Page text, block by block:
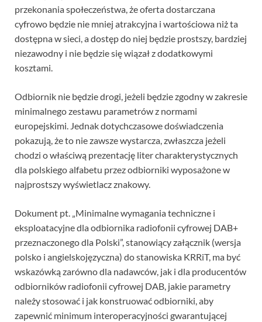
przekonania społeczeństwa, że oferta dostarczana
cyfrowo będzie nie mniej atrakcyjna i wartościowa niż ta
dostępna w sieci, a dostęp do niej będzie prostszy, bardziej
niezawodny i nie będzie się wiązał z dodatkowymi
kosztami.
Odbiornik nie będzie drogi, jeżeli będzie zgodny w zakresie
minimalnego zestawu parametrów z normami
europejskimi. Jednak dotychczasowe doświadczenia
pokazują, że to nie zawsze wystarcza, zwłaszcza jeżeli
chodzi o właściwą prezentację liter charakterystycznych
dla polskiego alfabetu przez odbiorniki wyposażone w
najprostszy wyświetlacz znakowy.
Dokument pt. „Minimalne wymagania techniczne i
eksploatacyjne dla odbiornika radiofonii cyfrowej DAB+
przeznaczonego dla Polski”, stanowiący załącznik (wersja
polsko i angielskojęzyczna) do stanowiska KRRiT, ma być
wskazówką zarówno dla nadawców, jak i dla producentów
odbiorników radiofonii cyfrowej DAB, jakie parametry
należy stosować i jak konstruować odbiorniki, aby
zapewnić minimum interoperacyjności gwarantującej